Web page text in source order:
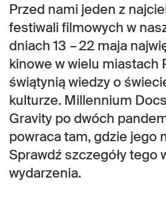
Przed nami jeden z
festiwali filmowych w
dniach 13 –22 maja
kinowe w wielu miastach
świątynią wiedzy o
kulturze. Millennium
Gravity po dwóch
powraca tam, gdzie jego
Sprawdź szczegóły tego
wydarzenia.